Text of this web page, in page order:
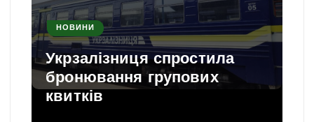
НОВИНИ
Укрзалізниця спростила
бронювання групових
квитків